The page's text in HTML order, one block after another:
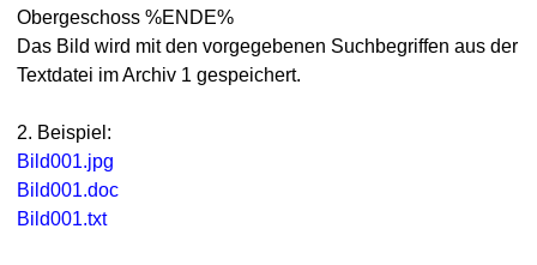
Obergeschoss %ENDE%
Das Bild wird mit den vorgegebenen Suchbegriffen aus der
Textdatei im Archiv 1 gespeichert.
2. Beispiel:
Bild001.jpg
Bild001.doc
Bild001.txt